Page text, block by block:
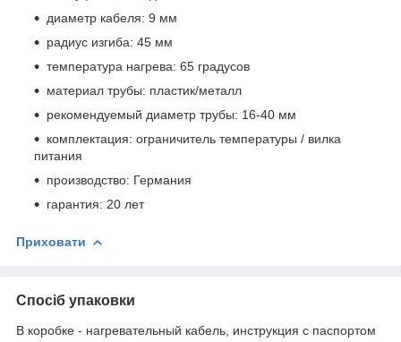
диаметр кабеля: 9 мм
радиус изгиба: 45 мм
температура нагрева: 65 градусов
материал трубы: пластик/металл
рекомендуемый диаметр трубы: 16-40 мм
комплектация: ограничитель температуры / вилка
питания
производство: Германия
гарантия: 20 лет
Приховати
Спосіб упаковки
В коробке - нагревательный кабель, инструкция с паспортом